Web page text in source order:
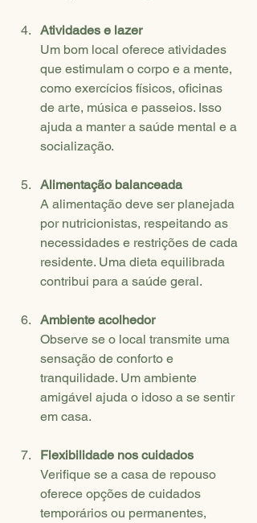
Atividades e lazer
Um bom local oferece atividades
que estimulam o corpo e a mente,
como exercícios físicos, oficinas
de arte, música e passeios. Isso
ajuda a manter a saúde mental e a
socialização.
Alimentação balanceada
A alimentação deve ser planejada
por nutricionistas, respeitando as
necessidades e restrições de cada
residente. Uma dieta equilibrada
contribui para a saúde geral.
Ambiente acolhedor
Observe se o local transmite uma
sensação de conforto e
tranquilidade. Um ambiente
amigável ajuda o idoso a se sentir
em casa.
Flexibilidade nos cuidados
Verifique se a casa de repouso
oferece opções de cuidados
temporários ou permanentes,